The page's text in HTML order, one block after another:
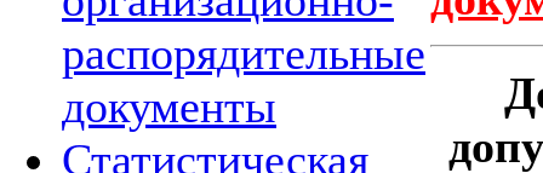
распорядительные
документы
Статистическая